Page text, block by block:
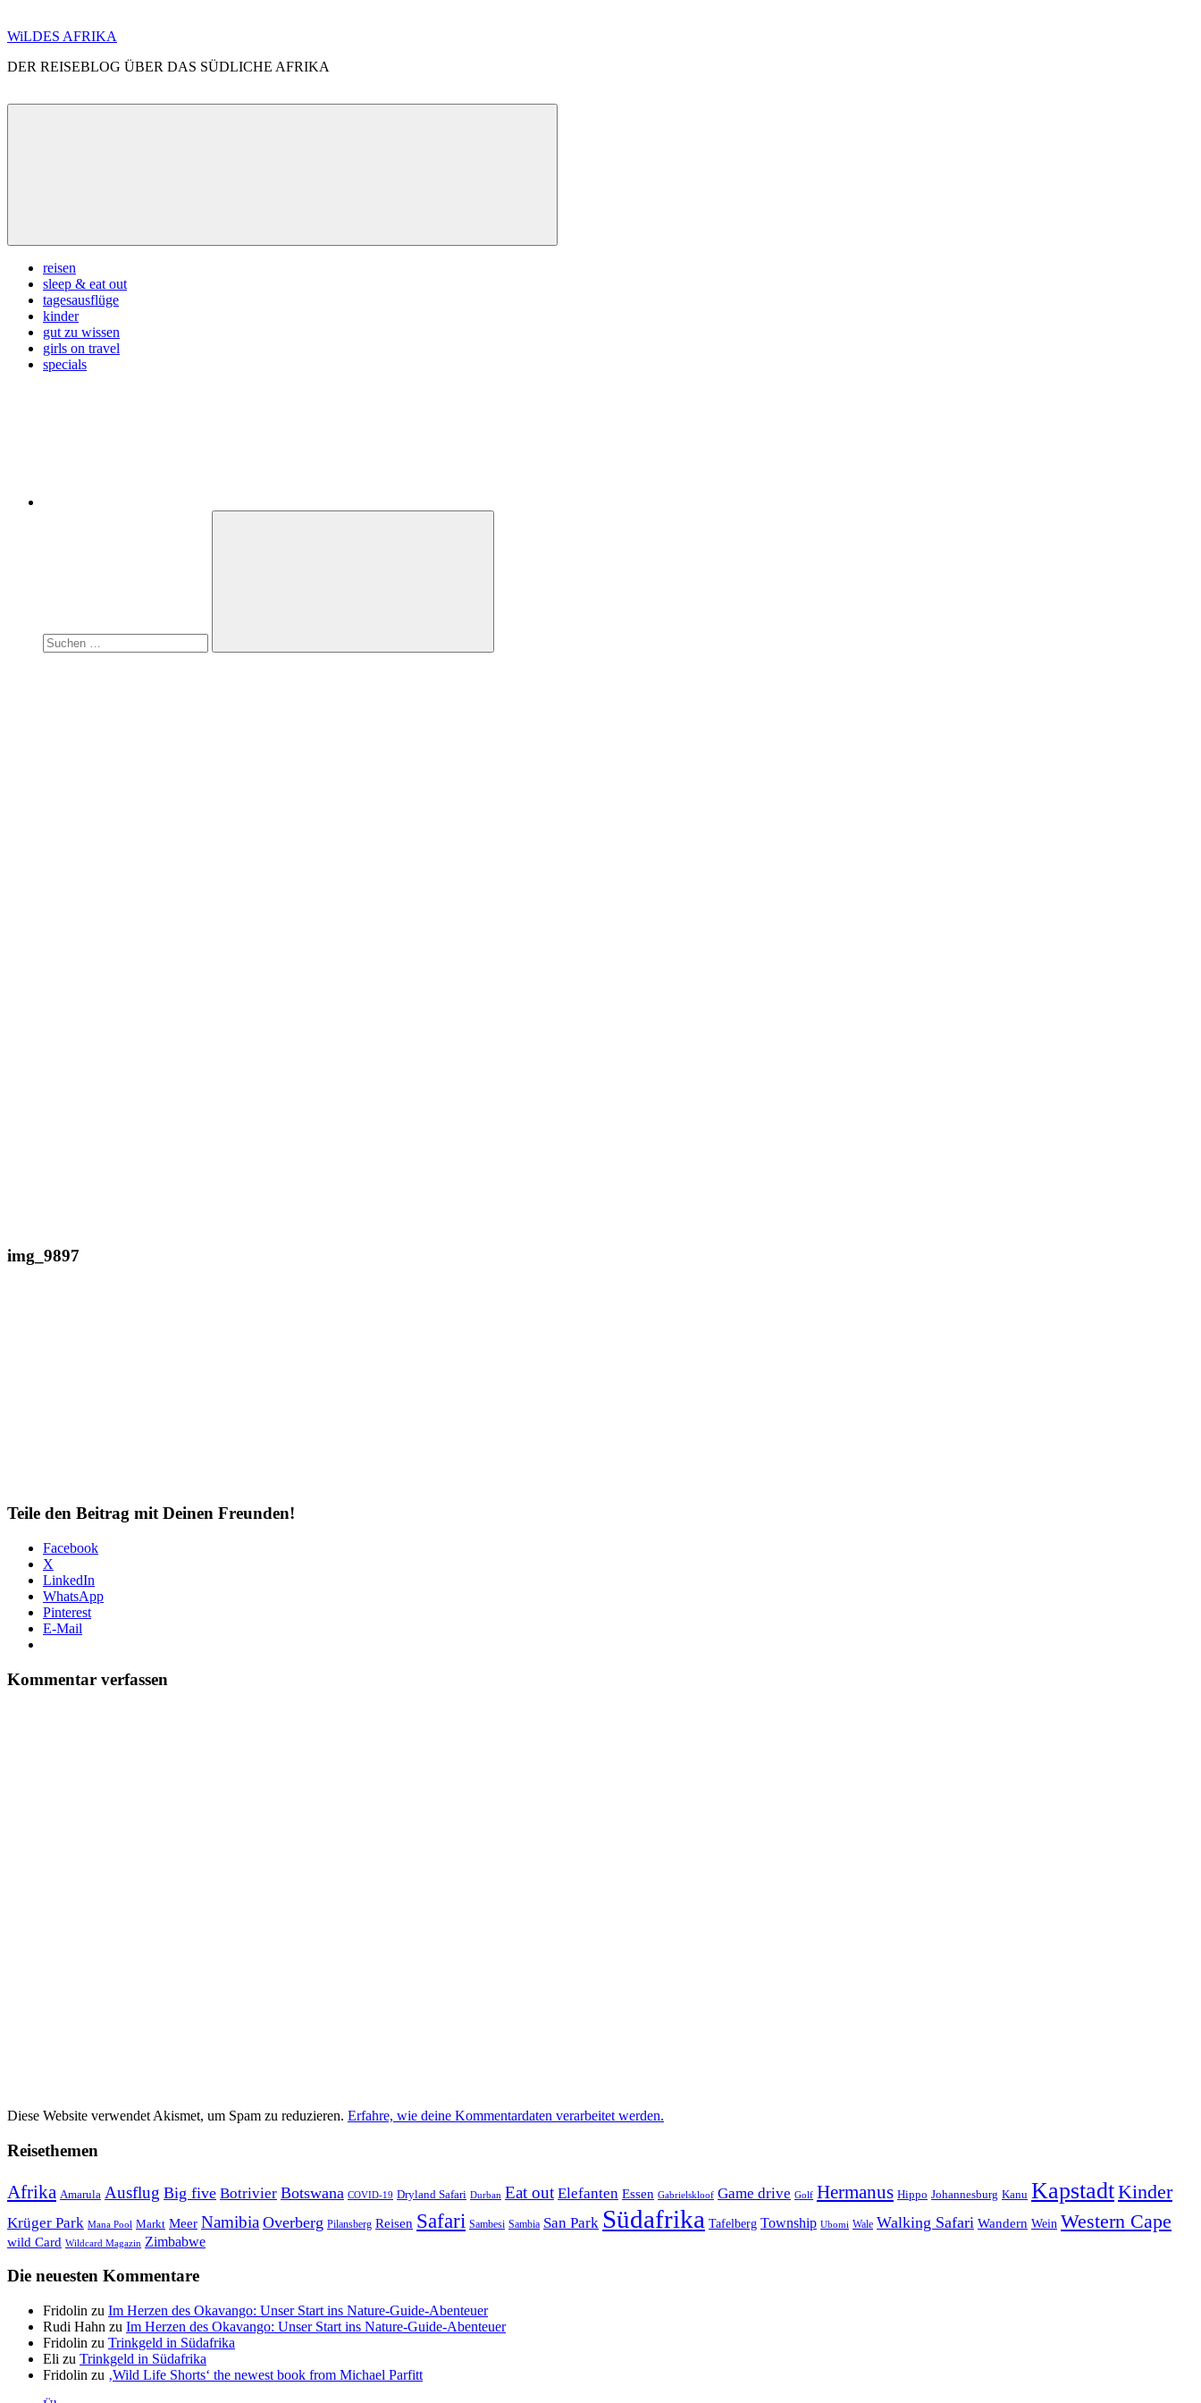
Zum
springen
WiLDES AFRIKA
DER REISEBLOG ÜBER DAS SÜDLICHE AFRIKA
Menü
reisen
sleep & eat out
tagesausflüge
kinder
gut zu wissen
girls on travel
specials
Suchen
img_9897
Teile den Beitrag mit Deinen Freunden!
Facebook
X
LinkedIn
WhatsApp
Pinterest
E-Mail
Kommentar verfassen
Diese Website verwendet Akismet, um Spam zu reduzieren. Erfahre, wie deine Kommentardaten verarbeitet werden.
Reisethemen
Afrika Amarula Ausflug Big five Botrivier Botswana COVID-19 Dryland Safari Durban Eat out Elefanten Essen Gabrielskloof Game drive Golf Hermanus Hippo Johannesburg Kanu KapstadtKinder
Krüger Park Mana Pool Markt Meer Namibia Overberg Pilansberg Reisen Safari Sambesi Sambia San Park Südafrika Tafelberg Township Ubomi Wale Walking Safari Wandern Wein Western Cape
wild Card Wildcard Magazin Zimbabwe
Die neuesten Kommentare
Fridolin zu Im Herzen des Okavango: Unser Start ins Nature-Guide-Abenteuer
Rudi Hahn zu Im Herzen des Okavango: Unser Start ins Nature-Guide-Abenteuer
Fridolin zu Trinkgeld in Südafrika
Eli zu Trinkgeld in Südafrika
Fridolin zu ‚Wild Life Shorts‘ the newest book from Michael Parfitt